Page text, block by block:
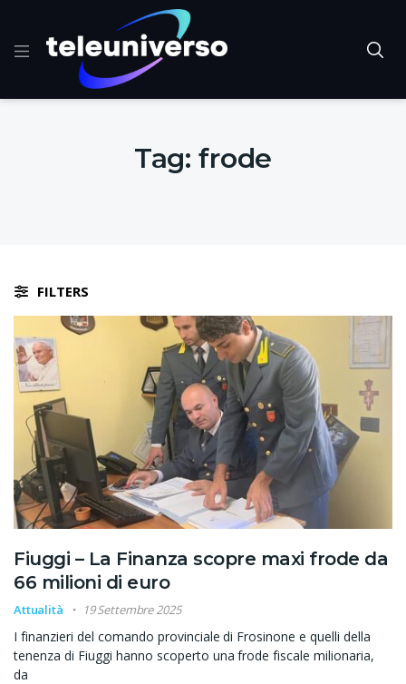
Tag: frode
FILTERS
Fiuggi – La Finanza scopre maxi frode da
66 milioni di euro
Attualità 19 Settembre 2025
I finanzieri del comando provinciale di Frosinone e quelli della
tenenza di Fiuggi hanno scoperto una frode fiscale milionaria,
da